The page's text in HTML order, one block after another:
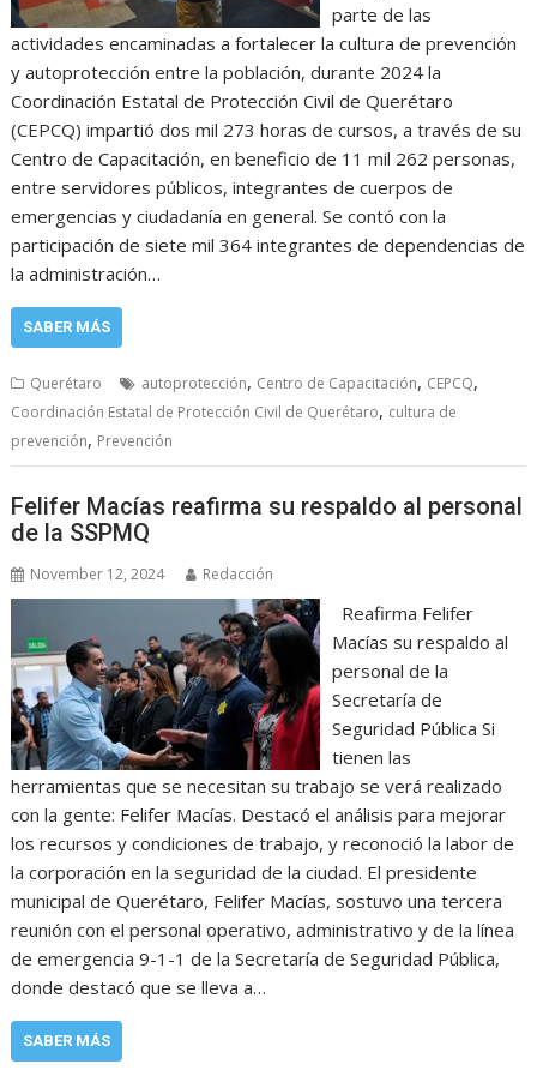
parte de las
actividades encaminadas a fortalecer la cultura de prevención
y autoprotección entre la población, durante 2024 la
Coordinación Estatal de Protección Civil de Querétaro
(CEPCQ) impartió dos mil 273 horas de cursos, a través de su
Centro de Capacitación, en beneficio de 11 mil 262 personas,
entre servidores públicos, integrantes de cuerpos de
emergencias y ciudadanía en general. Se contó con la
participación de siete mil 364 integrantes de dependencias de
la administración…
SABER MÁS
Querétaro autoprotección, Centro de Capacitación, CEPCQ,
Coordinación Estatal de Protección Civil de Querétaro, cultura de
prevención, Prevención
Felifer Macías reafirma su respaldo al personal
de la SSPMQ
November 12, 2024 Redacción
Reafirma Felifer
Macías su respaldo al
personal de la
Secretaría de
Seguridad Pública Si
tienen las
herramientas que se necesitan su trabajo se verá realizado
con la gente: Felifer Macías. Destacó el análisis para mejorar
los recursos y condiciones de trabajo, y reconoció la labor de
la corporación en la seguridad de la ciudad. El presidente
municipal de Querétaro, Felifer Macías, sostuvo una tercera
reunión con el personal operativo, administrativo y de la línea
de emergencia 9-1-1 de la Secretaría de Seguridad Pública,
donde destacó que se lleva a…
SABER MÁS